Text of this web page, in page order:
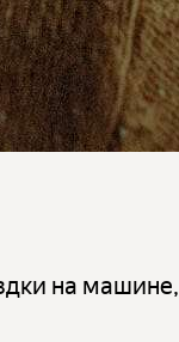
на машине,